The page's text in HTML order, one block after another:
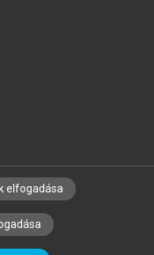
ALAPELVEK
elfogadása